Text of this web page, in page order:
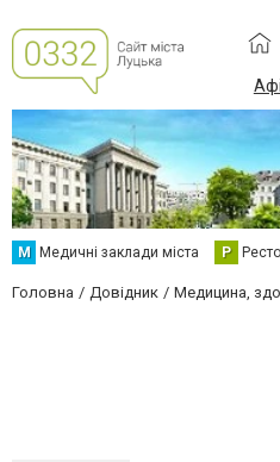
М Медичні заклади міста Р
Головна Довідник Медицина,